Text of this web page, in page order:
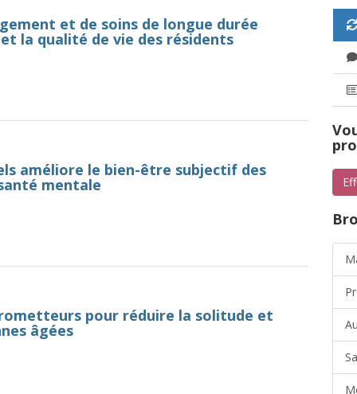
et de soins de longue durée
la qualité de vie des résidents
améliore le bien-être subjectif des
mentale
pour réduire la solitude et
âgées